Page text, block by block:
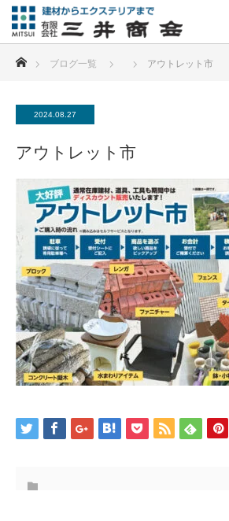
ブログ一覧 アウトレット市
2024.08.27
アウトレット市